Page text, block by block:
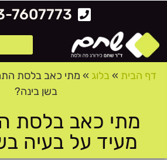
7607773
דף הבית » בלוג » מתי כאב בלסת
בשן בינה?
מתי כאב בלסת
מעיד על בעיה